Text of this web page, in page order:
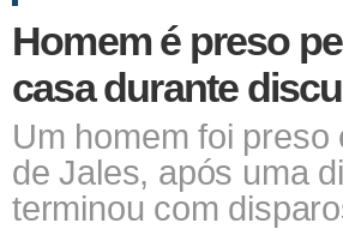
Homem é preso
casa durante
Um homem foi
de Jales, após uma
terminou com